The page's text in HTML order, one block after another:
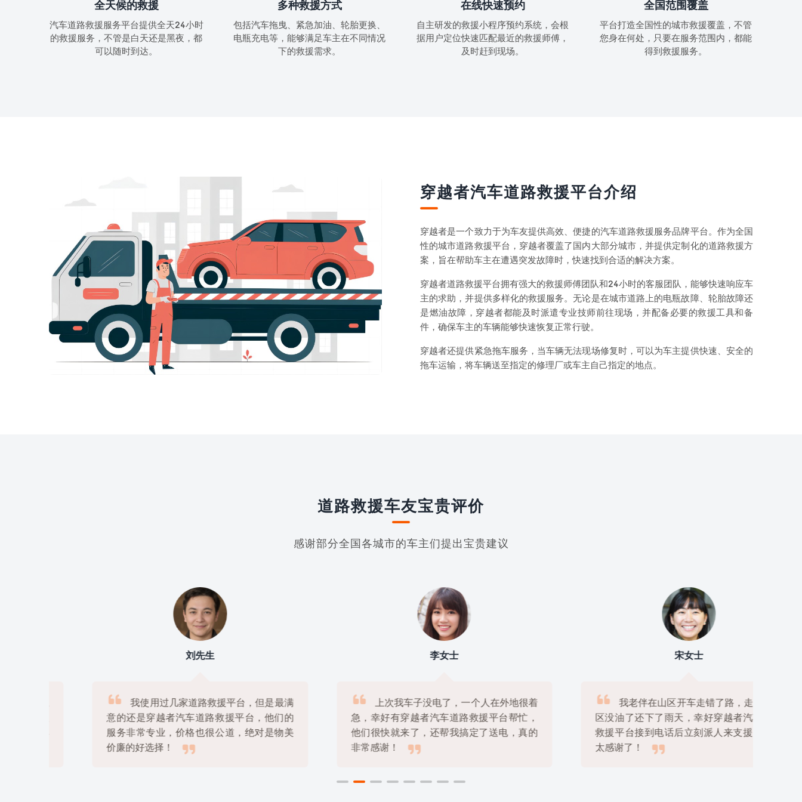
全天候的救援
汽车道路救援服务平台提供全天24小时
的救援服务，不管是白天还是黑夜，都
可以随时到达。
多种救援方式
包括汽车拖曳、紧急加油、轮胎更换、
电瓶充电等，能够满足车主在不同情况
下的救援需求。
在线快速预约
自主研发的救援小程序预约系统，会根
据用户定位快速匹配最近的救援师傅，
及时赶到现场。
全国范围覆盖
平台打造全国性的城市救援覆盖，不管
您身在何处，只要在服务范围内，都能
得到救援服务。
穿越者汽车道路救援平台介绍
穿越者是一个致力于为车友提供高效、便捷的汽车道路救援服务品牌平台。作为全国
性的城市道路救援平台，穿越者覆盖了国内大部分城市，并提供定制化的道路救援方
案，旨在帮助车主在遭遇突发故障时，快速找到合适的解决方案。
穿越者道路救援平台拥有强大的救援师傅团队和24小时的客服团队，能够快速响应车
主的求助，并提供多样化的救援服务。无论是在城市道路上的电瓶故障、轮胎故障还
是燃油故障，穿越者都能及时派遣专业技师前往现场，并配备必要的救援工具和备
件，确保车主的车辆能够快速恢复正常行驶。
穿越者还提供紧急拖车服务，当车辆无法现场修复时，可以为车主提供快速、安全的
拖车运输，将车辆送至指定的修理厂或车主自己指定的地点。
道路救援车友宝贵评价
感谢部分全国各城市的车主们提出宝贵建议
我使用过几家道路救援平台，但是最满
意的还是穿越者汽车道路救援平台，他们的
服务非常专业，价格也很公道，绝对是物美
价廉的好选择！

上次我车子没电了，一个人在外地很着
急，幸好有穿越者汽车道路救援平台帮忙，
他们很快就来了，还帮我搞定了送电，真的
非常感谢！

我老伴在山区开车走错了路，走到无人
区没油了还下了雨天，幸好穿越者汽车道路
救援平台接到电话后立刻派人来支援，真是
太感谢了！
